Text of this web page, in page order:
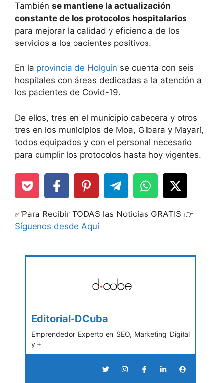
También se mantiene la actualización
constante de los protocolos hospitalarios
para mejorar la calidad y eficiencia de los
servicios a los pacientes positivos.
En la provincia de Holguín se cuenta con seis
hospitales con áreas dedicadas a la atención a
los pacientes de Covid-19.
De ellos, tres en el municipio cabecera y otros
tres en los municipios de Moa, Gibara y Mayarí,
todos equipados y con el personal necesario
para cumplir los protocolos hasta hoy vigentes.
✅Para Recibir TODAS las Noticias GRATIS 👉
Síguenos desde Aquí
Editorial-DCuba
Emprendedor Experto en SEO, Marketing Digital
y +